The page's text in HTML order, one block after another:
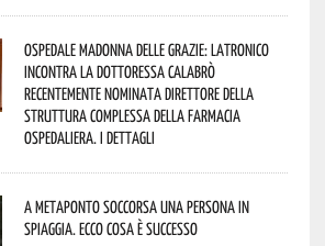
Ospedale Madonna delle Grazie: Latronico
incontra la dottoressa Calabrò
recentemente nominata Direttore della
Struttura Complessa della Farmacia
Ospedaliera. I dettagli
A Metaponto soccorsa una persona in
spiaggia. Ecco cosa è successo